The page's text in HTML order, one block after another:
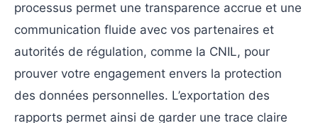
processus permet une transparence accrue et une
communication fluide avec vos partenaires et
autorités de régulation, comme la CNIL, pour
prouver votre engagement envers la protection
des données personnelles. L’exportation des
rapports permet ainsi de garder une trace claire